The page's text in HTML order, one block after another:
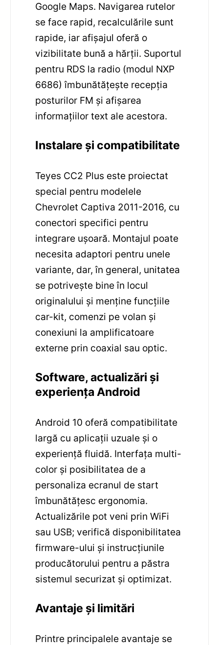
Google Maps. Navigarea rutelor
se face rapid, recalculările sunt
rapide, iar afișajul oferă o
vizibilitate bună a hărții. Suportul
pentru RDS la radio (modul NXP
6686) îmbunătățește recepția
posturilor FM și afișarea
informațiilor text ale acestora.
Instalare și compatibilitate
Teyes CC2 Plus este proiectat
special pentru modelele
Chevrolet Captiva 2011-2016, cu
conectori specifici pentru
integrare ușoară. Montajul poate
necesita adaptori pentru unele
variante, dar, în general, unitatea
se potrivește bine în locul
originalului și menține funcțiile
car-kit, comenzi pe volan și
conexiuni la amplificatoare
externe prin coaxial sau optic.
Software, actualizări și
experiența Android
Android 10 oferă compatibilitate
largă cu aplicații uzuale și o
experiență fluidă. Interfața multi-
color și posibilitatea de a
personaliza ecranul de start
îmbunătățesc ergonomia.
Actualizările pot veni prin WiFi
sau USB; verifică disponibilitatea
firmware-ului și instrucțiunile
producătorului pentru a păstra
sistemul securizat și optimizat.
Avantaje și limitări
Printre principalele avantaje se